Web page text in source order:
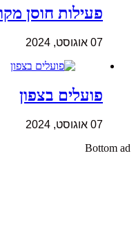
פעילות חוסן
07 אוגוסט, 2024
פועלים בצפון
07 אוגוסט, 2024
Bottom